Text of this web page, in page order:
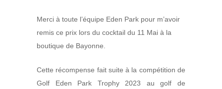
Merci à toute l’équipe Eden Park pour m’avoir
remis ce prix lors du cocktail du 11 Mai à la
boutique de Bayonne.
Cette récompense fait suite à la compétition de
Golf Eden Park Trophy 2023 au golf de